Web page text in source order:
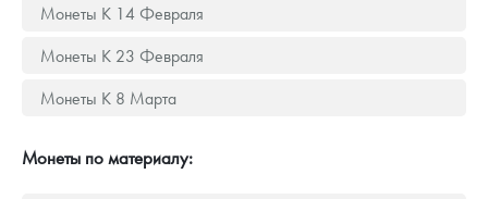
Монеты К 14 Февраля
Монеты К 23 Февраля
Монеты К 8 Марта
Монеты по материалу: